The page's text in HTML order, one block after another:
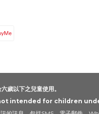
歲以下之兒童使用。
intended for children